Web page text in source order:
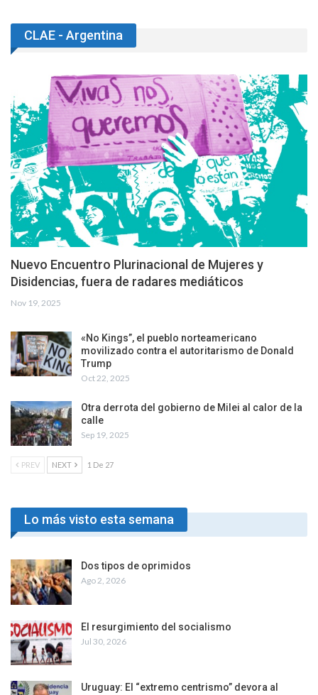
CLAE - Argentina
Nuevo Encuentro Plurinacional de Mujeres y
Disidencias, fuera de radares mediáticos
Nov 19, 2025
«No Kings”, el pueblo norteamericano
movilizado contra el autoritarismo de Donald
Trump
Oct 22, 2025
Otra derrota del gobierno de Milei al calor de la
calle
Sep 19, 2025
PREV NEXT 1 De 27
Lo más visto esta semana
Dos tipos de oprimidos
Ago 2, 2026
El resurgimiento del socialismo
Jul 30, 2026
Uruguay: El “extremo centrismo” devora al